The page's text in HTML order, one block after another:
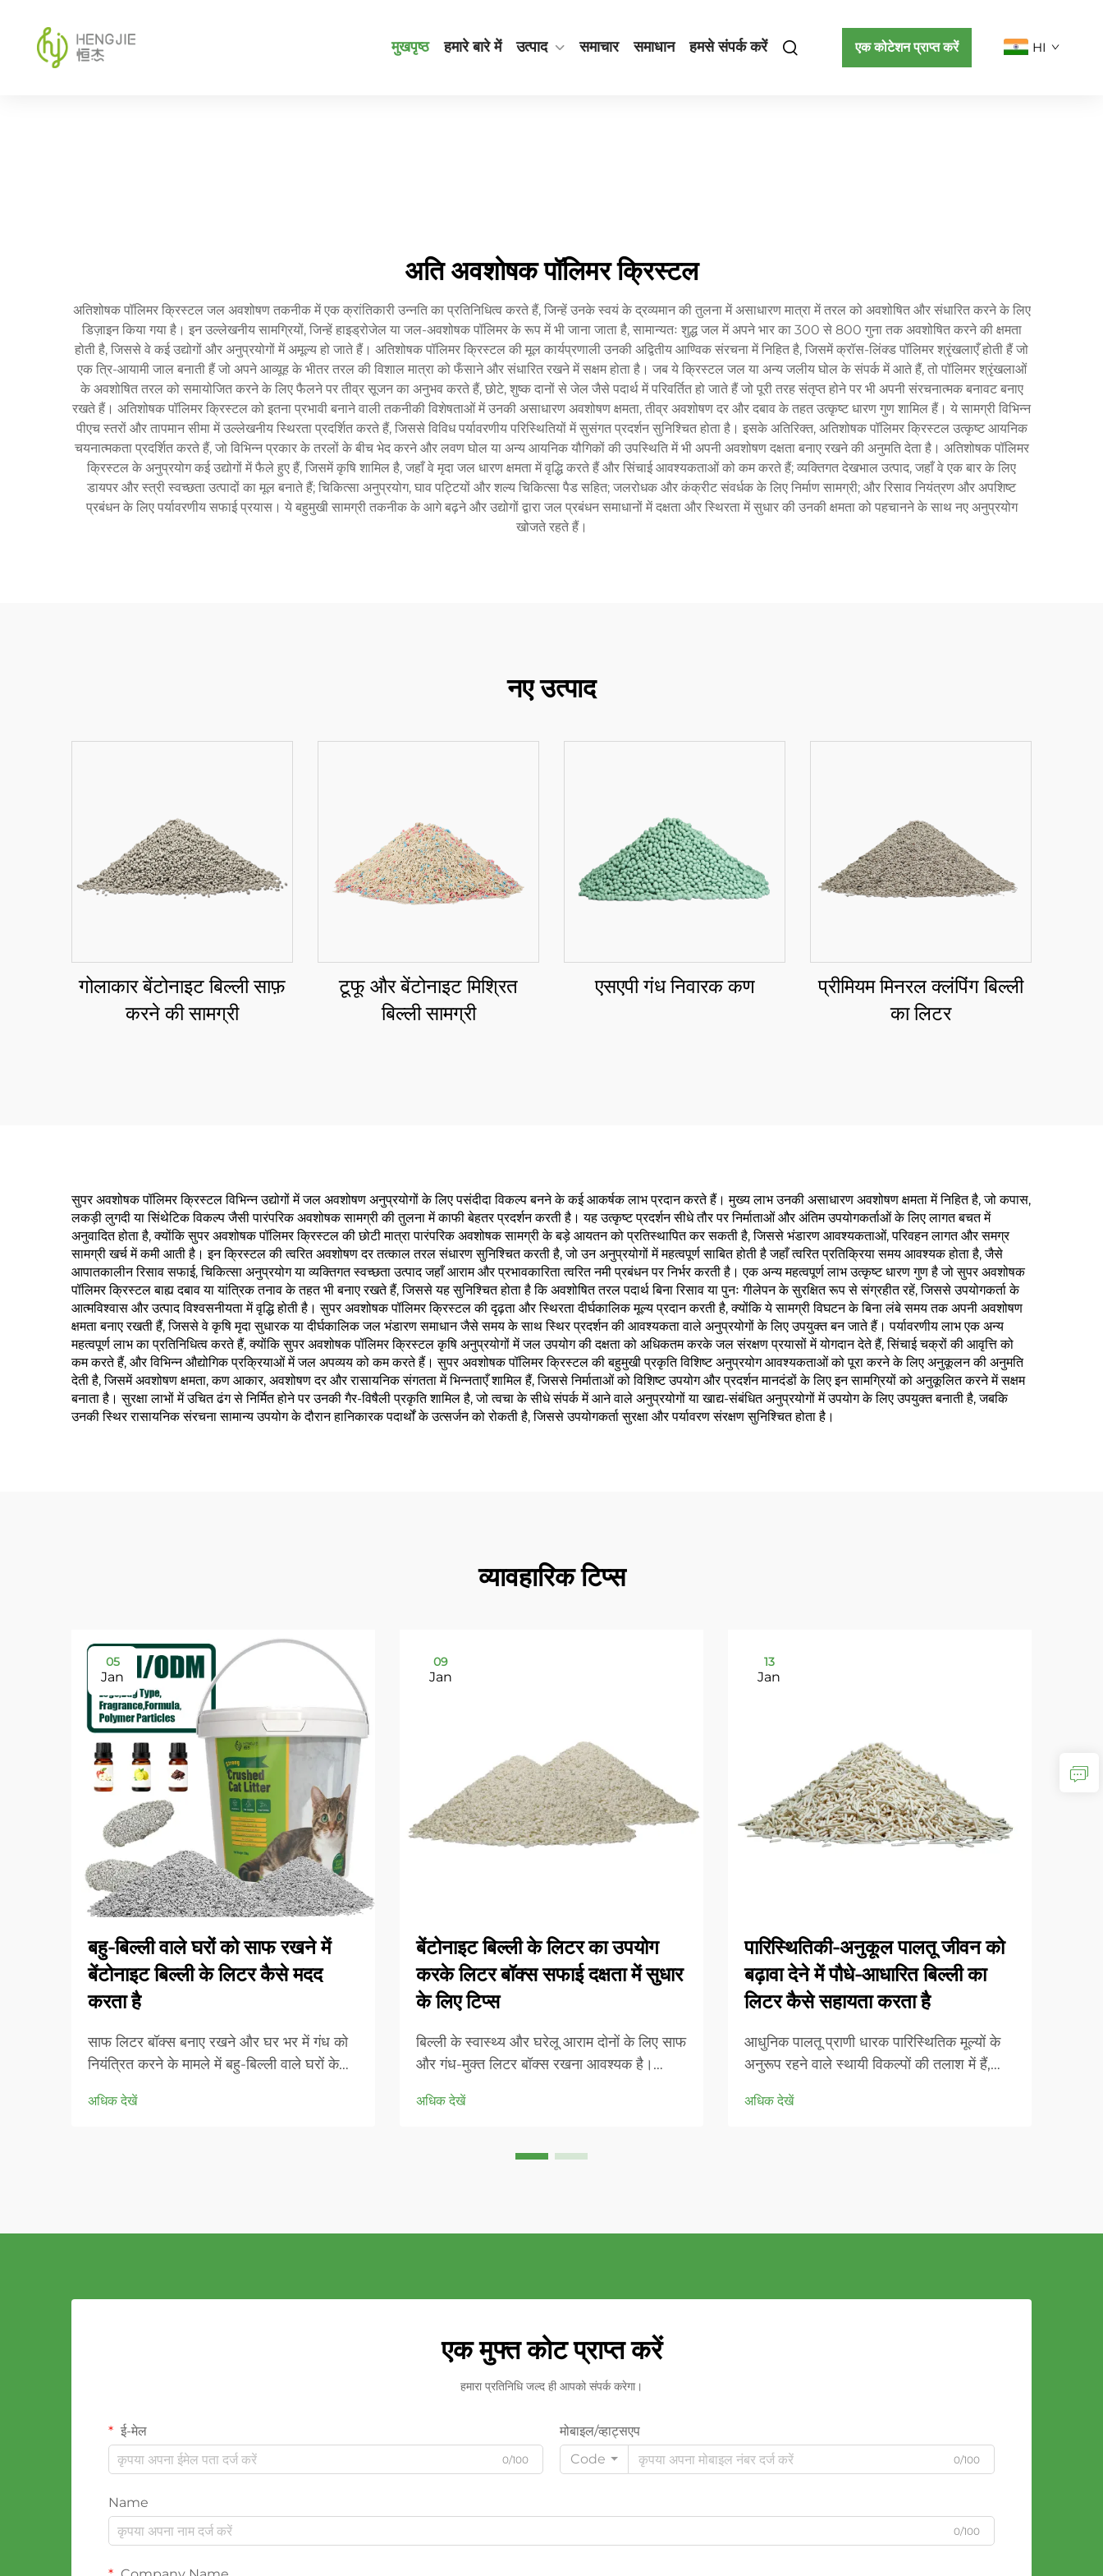
मुखपृष्ठ हमारे बारे में उत्पाद समाचार समाधान हमसे संपर्क करें एक कोटेशन प्राप्त करें HI
अति अवशोषक पॉलिमर क्रिस्टल
अतिशोषक पॉलिमर क्रिस्टल जल अवशोषण तकनीक में एक क्रांतिकारी उन्नति का प्रतिनिधित्व करते हैं, जिन्हें उनके स्वयं के द्रव्यमान की तुलना में असाधारण मात्रा में तरल को अवशोषित और संधारित करने के लिए
डिज़ाइन किया गया है। इन उल्लेखनीय सामग्रियों, जिन्हें हाइड्रोजेल या जल-अवशोषक पॉलिमर के रूप में भी जाना जाता है, सामान्यतः शुद्ध जल में अपने भार का 300 से 800 गुना तक अवशोषित करने की क्षमता
होती है, जिससे वे कई उद्योगों और अनुप्रयोगों में अमूल्य हो जाते हैं। अतिशोषक पॉलिमर क्रिस्टल की मूल कार्यप्रणाली उनकी अद्वितीय आण्विक संरचना में निहित है, जिसमें क्रॉस-लिंक्ड पॉलिमर श्रृंखलाएँ होती हैं जो
एक त्रि-आयामी जाल बनाती हैं जो अपने आव्यूह के भीतर तरल की विशाल मात्रा को फँसाने और संधारित रखने में सक्षम होता है। जब ये क्रिस्टल जल या अन्य जलीय घोल के संपर्क में आते हैं, तो पॉलिमर श्रृंखलाओं
के अवशोषित तरल को समायोजित करने के लिए फैलने पर तीव्र सूजन का अनुभव करते हैं, छोटे, शुष्क दानों से जेल जैसे पदार्थ में परिवर्तित हो जाते हैं जो पूरी तरह संतृप्त होने पर भी अपनी संरचनात्मक बनावट बनाए
रखते हैं। अतिशोषक पॉलिमर क्रिस्टल को इतना प्रभावी बनाने वाली तकनीकी विशेषताओं में उनकी असाधारण अवशोषण क्षमता, तीव्र अवशोषण दर और दबाव के तहत उत्कृष्ट धारण गुण शामिल हैं। ये सामग्री विभिन्न
पीएच स्तरों और तापमान सीमा में उल्लेखनीय स्थिरता प्रदर्शित करते हैं, जिससे विविध पर्यावरणीय परिस्थितियों में सुसंगत प्रदर्शन सुनिश्चित होता है। इसके अतिरिक्त, अतिशोषक पॉलिमर क्रिस्टल उत्कृष्ट आयनिक
चयनात्मकता प्रदर्शित करते हैं, जो विभिन्न प्रकार के तरलों के बीच भेद करने और लवण घोल या अन्य आयनिक यौगिकों की उपस्थिति में भी अपनी अवशोषण दक्षता बनाए रखने की अनुमति देता है। अतिशोषक पॉलिमर
क्रिस्टल के अनुप्रयोग कई उद्योगों में फैले हुए हैं, जिसमें कृषि शामिल है, जहाँ वे मृदा जल धारण क्षमता में वृद्धि करते हैं और सिंचाई आवश्यकताओं को कम करते हैं; व्यक्तिगत देखभाल उत्पाद, जहाँ वे एक बार के लिए
डायपर और स्त्री स्वच्छता उत्पादों का मूल बनाते हैं; चिकित्सा अनुप्रयोग, घाव पट्टियों और शल्य चिकित्सा पैड सहित; जलरोधक और कंक्रीट संवर्धक के लिए निर्माण सामग्री; और रिसाव नियंत्रण और अपशिष्ट
प्रबंधन के लिए पर्यावरणीय सफाई प्रयास। ये बहुमुखी सामग्री तकनीक के आगे बढ़ने और उद्योगों द्वारा जल प्रबंधन समाधानों में दक्षता और स्थिरता में सुधार की उनकी क्षमता को पहचानने के साथ नए अनुप्रयोग
खोजते रहते हैं।
नए उत्पाद
गोलाकार बेंटोनाइट बिल्ली साफ़
करने की सामग्री
टूफू और बेंटोनाइट मिश्रित
बिल्ली सामग्री
एसएपी गंध निवारक कण
प्रीमियम मिनरल क्लंपिंग बिल्ली
का लिटर
सुपर अवशोषक पॉलिमर क्रिस्टल विभिन्न उद्योगों में जल अवशोषण अनुप्रयोगों के लिए पसंदीदा विकल्प बनने के कई आकर्षक लाभ प्रदान करते हैं। मुख्य लाभ उनकी असाधारण अवशोषण क्षमता में निहित है, जो कपास,
लकड़ी लुगदी या सिंथेटिक विकल्प जैसी पारंपरिक अवशोषक सामग्री की तुलना में काफी बेहतर प्रदर्शन करती है। यह उत्कृष्ट प्रदर्शन सीधे तौर पर निर्माताओं और अंतिम उपयोगकर्ताओं के लिए लागत बचत में
अनुवादित होता है, क्योंकि सुपर अवशोषक पॉलिमर क्रिस्टल की छोटी मात्रा पारंपरिक अवशोषक सामग्री के बड़े आयतन को प्रतिस्थापित कर सकती है, जिससे भंडारण आवश्यकताओं, परिवहन लागत और समग्र
सामग्री खर्च में कमी आती है। इन क्रिस्टल की त्वरित अवशोषण दर तत्काल तरल संधारण सुनिश्चित करती है, जो उन अनुप्रयोगों में महत्वपूर्ण साबित होती है जहाँ त्वरित प्रतिक्रिया समय आवश्यक होता है, जैसे
आपातकालीन रिसाव सफाई, चिकित्सा अनुप्रयोग या व्यक्तिगत स्वच्छता उत्पाद जहाँ आराम और प्रभावकारिता त्वरित नमी प्रबंधन पर निर्भर करती है। एक अन्य महत्वपूर्ण लाभ उत्कृष्ट धारण गुण है जो सुपर अवशोषक
पॉलिमर क्रिस्टल बाह्य दबाव या यांत्रिक तनाव के तहत भी बनाए रखते हैं, जिससे यह सुनिश्चित होता है कि अवशोषित तरल पदार्थ बिना रिसाव या पुनः गीलेपन के सुरक्षित रूप से संग्रहीत रहें, जिससे उपयोगकर्ता के
आत्मविश्वास और उत्पाद विश्वसनीयता में वृद्धि होती है। सुपर अवशोषक पॉलिमर क्रिस्टल की दृढ़ता और स्थिरता दीर्घकालिक मूल्य प्रदान करती है, क्योंकि ये सामग्री विघटन के बिना लंबे समय तक अपनी अवशोषण
क्षमता बनाए रखती हैं, जिससे वे कृषि मृदा सुधारक या दीर्घकालिक जल भंडारण समाधान जैसे समय के साथ स्थिर प्रदर्शन की आवश्यकता वाले अनुप्रयोगों के लिए उपयुक्त बन जाते हैं। पर्यावरणीय लाभ एक अन्य
महत्वपूर्ण लाभ का प्रतिनिधित्व करते हैं, क्योंकि सुपर अवशोषक पॉलिमर क्रिस्टल कृषि अनुप्रयोगों में जल उपयोग की दक्षता को अधिकतम करके जल संरक्षण प्रयासों में योगदान देते हैं, सिंचाई चक्रों की आवृत्ति को
कम करते हैं, और विभिन्न औद्योगिक प्रक्रियाओं में जल अपव्यय को कम करते हैं। सुपर अवशोषक पॉलिमर क्रिस्टल की बहुमुखी प्रकृति विशिष्ट अनुप्रयोग आवश्यकताओं को पूरा करने के लिए अनुकूलन की अनुमति
देती है, जिसमें अवशोषण क्षमता, कण आकार, अवशोषण दर और रासायनिक संगतता में भिन्नताएँ शामिल हैं, जिससे निर्माताओं को विशिष्ट उपयोग और प्रदर्शन मानदंडों के लिए इन सामग्रियों को अनुकूलित करने में सक्षम
बनाता है। सुरक्षा लाभों में उचित ढंग से निर्मित होने पर उनकी गैर-विषैली प्रकृति शामिल है, जो त्वचा के सीधे संपर्क में आने वाले अनुप्रयोगों या खाद्य-संबंधित अनुप्रयोगों में उपयोग के लिए उपयुक्त बनाती है, जबकि
उनकी स्थिर रासायनिक संरचना सामान्य उपयोग के दौरान हानिकारक पदार्थों के उत्सर्जन को रोकती है, जिससे उपयोगकर्ता सुरक्षा और पर्यावरण संरक्षण सुनिश्चित होता है।
व्यावहारिक टिप्स
05
Jan
बहु-बिल्ली वाले घरों को साफ रखने में
बेंटोनाइट बिल्ली के लिटर कैसे मदद
करता है
साफ लिटर बॉक्स बनाए रखने और घर भर में गंध को
नियंत्रित करने के मामले में बहु-बिल्ली वाले घरों के
सही लिटर सामग्री का चयन करने में निहित है जो बढ़ी
अधिक देखें
09
Jan
बेंटोनाइट बिल्ली के लिटर का उपयोग
करके लिटर बॉक्स सफाई दक्षता में सुधार
के लिए टिप्स
बिल्ली के स्वास्थ्य और घरेलू आराम दोनों के लिए साफ
और गंध-मुक्त लिटर बॉक्स रखना आवश्यक है।
और रखरखाव में आसानी के लिए बढ़ते क्रम में
यह प्राकृतिक रूप से पाया जाने वाला...
अधिक देखें
13
Jan
पारिस्थितिकी-अनुकूल पालतू जीवन को
बढ़ावा देने में पौधे-आधारित बिल्ली का
लिटर कैसे सहायता करता है
आधुनिक पालतू प्राणी धारक पारिस्थितिक मूल्यों के
अनुरूप रहने वाले स्थायी विकल्पों की तलाश में हैं,
को बनाए रखते हैं। पौधे-आधारित बिल्ली का मूत्रालय
अधिक देखें
एक मुफ्त कोट प्राप्त करें
हमारा प्रतिनिधि जल्द ही आपको संपर्क करेगा।
ई-मेल
0/100
मोबाइल/व्हाट्सएप
Code
0/100
Name
0/100